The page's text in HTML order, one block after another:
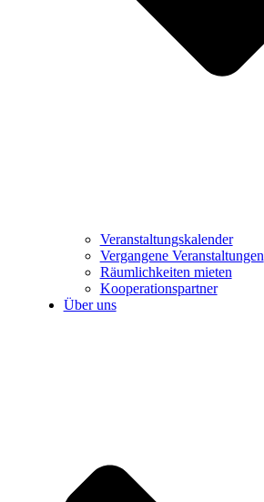
Veranstaltungskalender
Vergangene Veranstaltungen
Räumlichkeiten mieten
Kooperationspartner
Über uns